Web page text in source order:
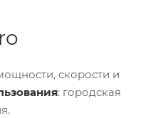
скорости и
: городская